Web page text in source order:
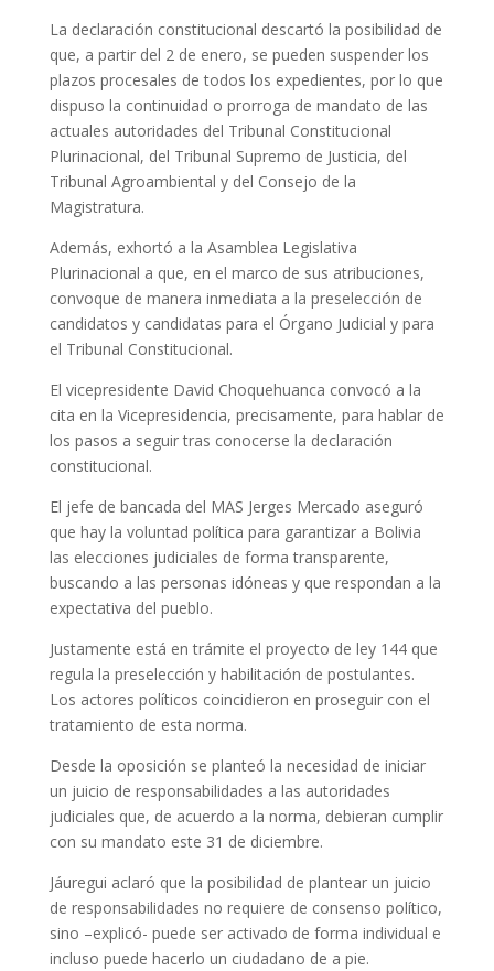
La declaración constitucional descartó la posibilidad de
que, a partir del 2 de enero, se pueden suspender los
plazos procesales de todos los expedientes, por lo que
dispuso la continuidad o prorroga de mandato de las
actuales autoridades del Tribunal Constitucional
Plurinacional, del Tribunal Supremo de Justicia, del
Tribunal Agroambiental y del Consejo de la
Magistratura.
Además, exhortó a la Asamblea Legislativa
Plurinacional a que, en el marco de sus atribuciones,
convoque de manera inmediata a la preselección de
candidatos y candidatas para el Órgano Judicial y para
el Tribunal Constitucional.
El vicepresidente David Choquehuanca convocó a la
cita en la Vicepresidencia, precisamente, para hablar de
los pasos a seguir tras conocerse la declaración
constitucional.
El jefe de bancada del MAS Jerges Mercado aseguró
que hay la voluntad política para garantizar a Bolivia
las elecciones judiciales de forma transparente,
buscando a las personas idóneas y que respondan a la
expectativa del pueblo.
Justamente está en trámite el proyecto de ley 144 que
regula la preselección y habilitación de postulantes.
Los actores políticos coincidieron en proseguir con el
tratamiento de esta norma.
Desde la oposición se planteó la necesidad de iniciar
un juicio de responsabilidades a las autoridades
judiciales que, de acuerdo a la norma, debieran cumplir
con su mandato este 31 de diciembre.
Jáuregui aclaró que la posibilidad de plantear un juicio
de responsabilidades no requiere de consenso político,
sino –explicó- puede ser activado de forma individual e
incluso puede hacerlo un ciudadano de a pie.